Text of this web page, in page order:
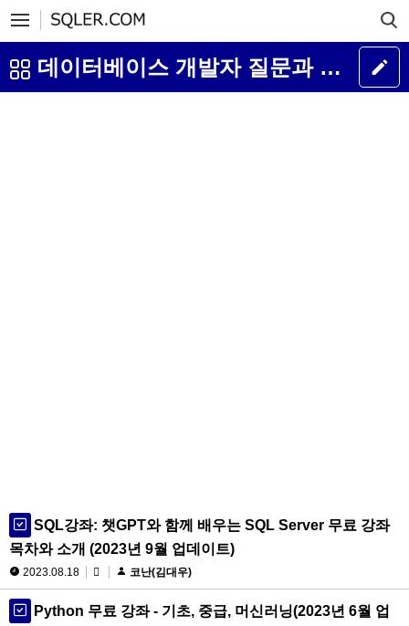
데이터베이스 개발자 질문과 답변 게시판
SQL강좌: 챗GPT와 함께 배우는 SQL Server 무료 강좌
목차와 소개 (2023년 9월 업데이트)
2023.08.18 코난(김대우)
Python 무료 강좌 - 기초, 중급, 머신러닝(2023년 6월 업